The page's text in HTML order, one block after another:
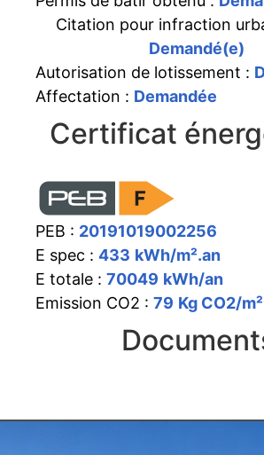
Citation pour infraction
Demandé(e)
Autorisation de lotissement :
Affectation : Demandée
Certificat
PEB : 20191019002256
E spec : 433 kWh/m².an
E totale : 70049 kWh/an
Emission CO2 : 79 Kg CO2/